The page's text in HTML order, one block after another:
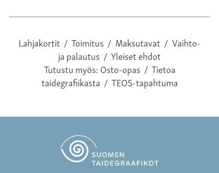
Lahjakortit / Toimitus / Maksutavat / Vaihto-
ja palautus / Yleiset ehdot
Tutustu myös:Osto-opas / Tietoa
taidegrafiikasta / TEOS-tapahtuma